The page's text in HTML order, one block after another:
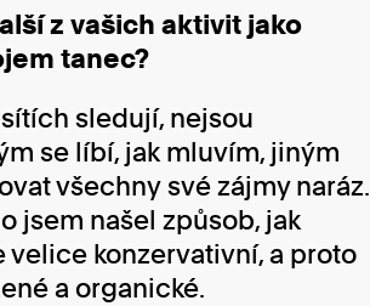
z vašich aktivit jako
tanec?
sledují, nejsou
se líbí, jak mluvím, jiným
všechny své zájmy naráz.
jsem našel způsob, jak
konzervativní, a proto
a organické.